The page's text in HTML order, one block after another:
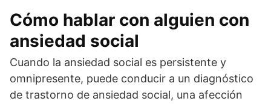
Cómo hablar con alguien con
ansiedad social
Cuando la ansiedad social es persistente y
omnipresente, puede conducir a un diagnóstico
de trastorno de ansiedad social, una afección